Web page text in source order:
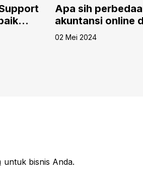
Apa sih
akuntansi online
akuntansi offline?
02 Mei 2024
untuk bisnis Anda.